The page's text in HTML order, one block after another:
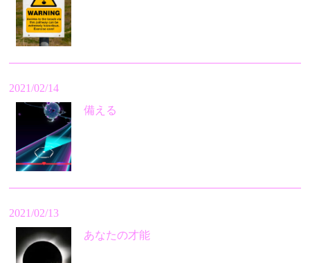
2021/02/14
備える
2021/02/13
あなたの才能